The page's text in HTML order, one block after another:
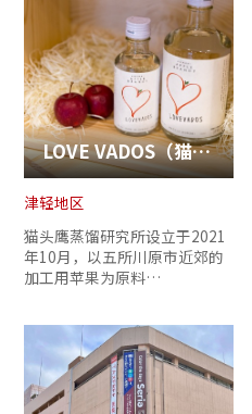
LOVE VADOS（猫头鹰蒸馏研究所）
津轻地区
猫头鹰蒸馏研究所设立于2021
年10月，以五所川原市近郊的
加工用苹果为原料…